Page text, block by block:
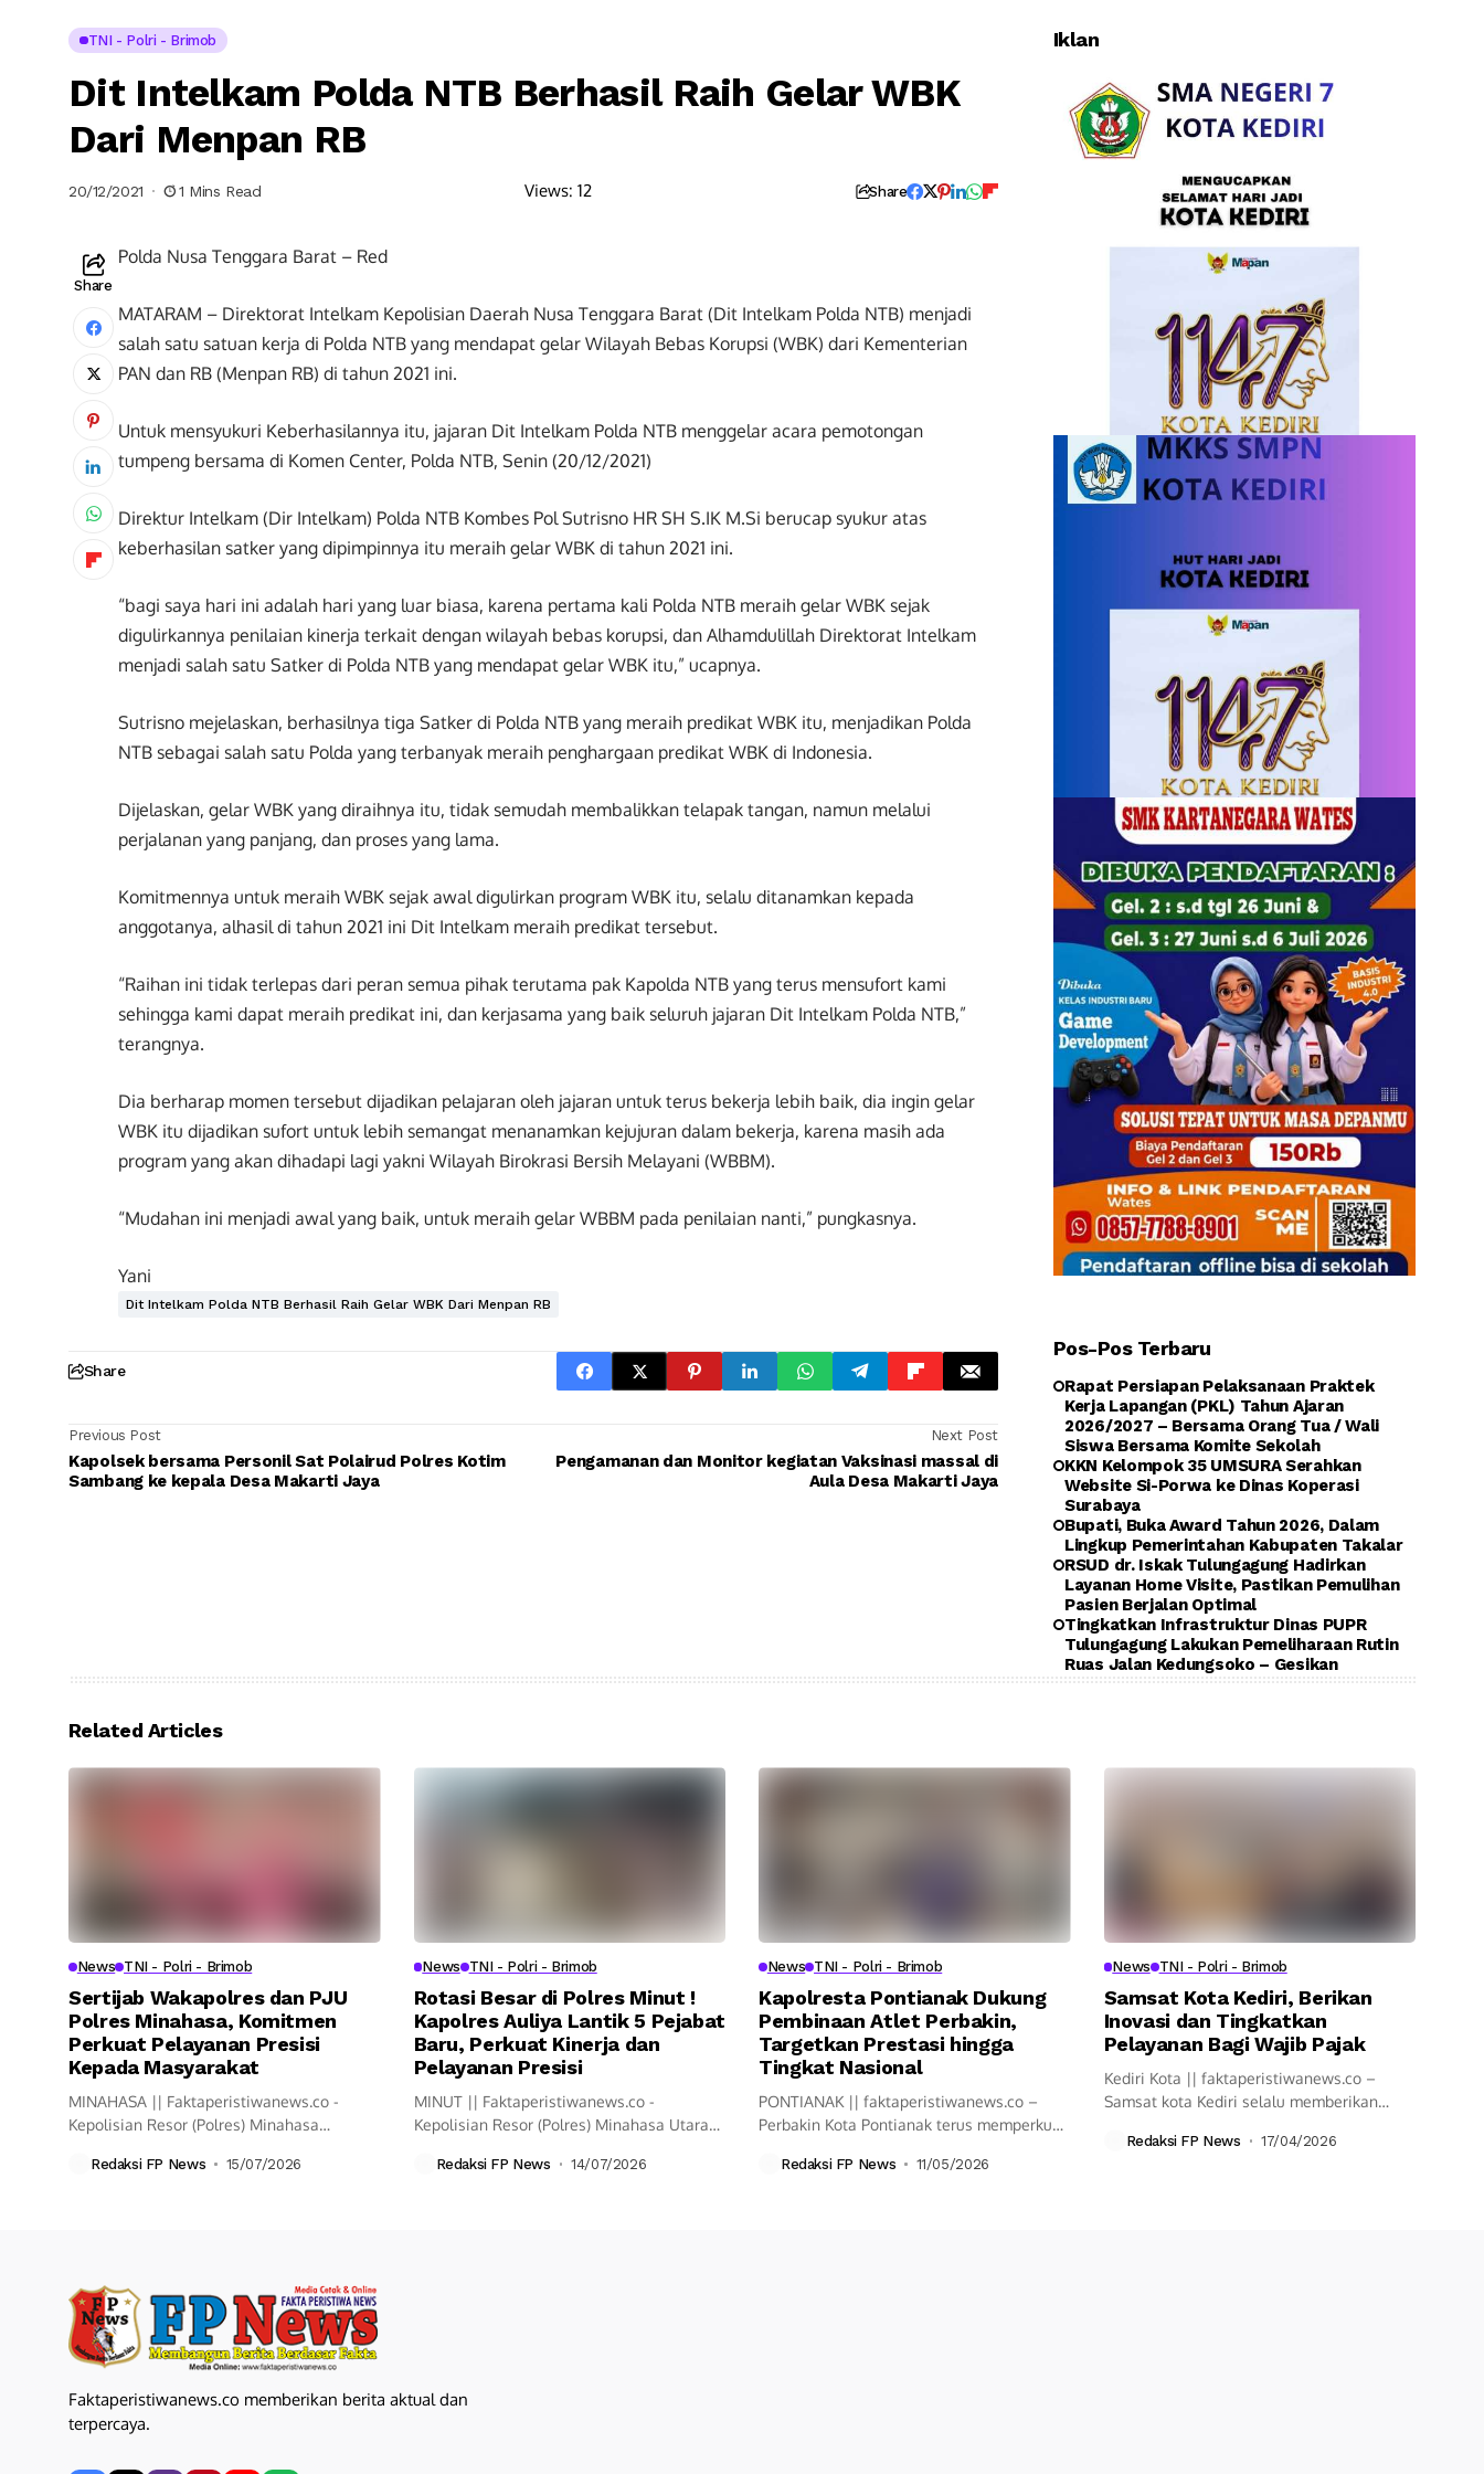
TNI - Polri - Brimob
Dit Intelkam Polda NTB Berhasil Raih Gelar WBK
Dari Menpan RB
20/12/2021 1 Mins Read Views: 12 Share
Share
Polda Nusa Tenggara Barat – Red
MATARAM – Direktorat Intelkam Kepolisian Daerah Nusa Tenggara Barat (Dit Intelkam Polda NTB) menjadi
salah satu satuan kerja di Polda NTB yang mendapat gelar Wilayah Bebas Korupsi (WBK) dari Kementerian
PAN dan RB (Menpan RB) di tahun 2021 ini.
Untuk mensyukuri Keberhasilannya itu, jajaran Dit Intelkam Polda NTB menggelar acara pemotongan
tumpeng bersama di Komen Center, Polda NTB, Senin (20/12/2021)
Direktur Intelkam (Dir Intelkam) Polda NTB Kombes Pol Sutrisno HR SH S.IK M.Si berucap syukur atas
keberhasilan satker yang dipimpinnya itu meraih gelar WBK di tahun 2021 ini.
“bagi saya hari ini adalah hari yang luar biasa, karena pertama kali Polda NTB meraih gelar WBK sejak
digulirkannya penilaian kinerja terkait dengan wilayah bebas korupsi, dan Alhamdulillah Direktorat Intelkam
menjadi salah satu Satker di Polda NTB yang mendapat gelar WBK itu,” ucapnya.
Sutrisno mejelaskan, berhasilnya tiga Satker di Polda NTB yang meraih predikat WBK itu, menjadikan Polda
NTB sebagai salah satu Polda yang terbanyak meraih penghargaan predikat WBK di Indonesia.
Dijelaskan, gelar WBK yang diraihnya itu, tidak semudah membalikkan telapak tangan, namun melalui
perjalanan yang panjang, dan proses yang lama.
Komitmennya untuk meraih WBK sejak awal digulirkan program WBK itu, selalu ditanamkan kepada
anggotanya, alhasil di tahun 2021 ini Dit Intelkam meraih predikat tersebut.
“Raihan ini tidak terlepas dari peran semua pihak terutama pak Kapolda NTB yang terus mensufort kami
sehingga kami dapat meraih predikat ini, dan kerjasama yang baik seluruh jajaran Dit Intelkam Polda NTB,”
terangnya.
Dia berharap momen tersebut dijadikan pelajaran oleh jajaran untuk terus bekerja lebih baik, dia ingin gelar
WBK itu dijadikan sufort untuk lebih semangat menanamkan kejujuran dalam bekerja, karena masih ada
program yang akan dihadapi lagi yakni Wilayah Birokrasi Bersih Melayani (WBBM).
“Mudahan ini menjadi awal yang baik, untuk meraih gelar WBBM pada penilaian nanti,” pungkasnya.
Yani
Dit Intelkam Polda NTB Berhasil Raih Gelar WBK Dari Menpan RB
Share
Previous Post
Kapolsek bersama Personil Sat Polairud Polres Kotim
Sambang ke kepala Desa Makarti Jaya
Next Post
Pengamanan dan Monitor kegiatan Vaksinasi massal di
Aula Desa Makarti Jaya
Iklan
Pos-Pos Terbaru
Rapat Persiapan Pelaksanaan Praktek
Kerja Lapangan (PKL) Tahun Ajaran
2026/2027 – Bersama Orang Tua / Wali
Siswa Bersama Komite Sekolah
KKN Kelompok 35 UMSURA Serahkan
Website Si-Porwa ke Dinas Koperasi
Surabaya
Bupati, Buka Award Tahun 2026, Dalam
Lingkup Pemerintahan Kabupaten Takalar
RSUD dr. Iskak Tulungagung Hadirkan
Layanan Home Visite, Pastikan Pemulihan
Pasien Berjalan Optimal
Tingkatkan Infrastruktur Dinas PUPR
Tulungagung Lakukan Pemeliharaan Rutin
Ruas Jalan Kedungsoko – Gesikan
Related Articles
News TNI - Polri - Brimob
Sertijab Wakapolres dan PJU
Polres Minahasa, Komitmen
Perkuat Pelayanan Presisi
Kepada Masyarakat
MINAHASA || Faktaperistiwanews.co -
Kepolisian Resor (Polres) Minahasa
Jabatan...
Redaksi FP News 15/07/2026
News TNI - Polri - Brimob
Rotasi Besar di Polres Minut !
Kapolres Auliya Lantik 5 Pejabat
Baru, Perkuat Kinerja dan
Pelayanan Presisi
MINUT || Faktaperistiwanews.co -
Kepolisian Resor (Polres) Minahasa Utara
Redaksi FP News 14/07/2026
News TNI - Polri - Brimob
Kapolresta Pontianak Dukung
Pembinaan Atlet Perbakin,
Targetkan Prestasi hingga
Tingkat Nasional
PONTIANAK || faktaperistiwanews.co –
Perbakin Kota Pontianak terus memperkuat
Redaksi FP News 11/05/2026
News TNI - Polri - Brimob
Samsat Kota Kediri, Berikan
Inovasi dan Tingkatkan
Pelayanan Bagi Wajib Pajak
Kediri Kota || faktaperistiwanews.co –
Samsat kota Kediri selalu memberikan
Redaksi FP News 17/04/2026
Faktaperistiwanews.co memberikan berita aktual dan
terpercaya.